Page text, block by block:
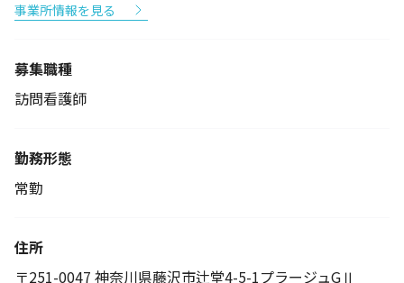
事業所情報を見る
募集職種
訪問看護師
勤務形態
常勤
住所
〒251-0047 神奈川県藤沢市辻堂4-5-1プラージュGⅡ